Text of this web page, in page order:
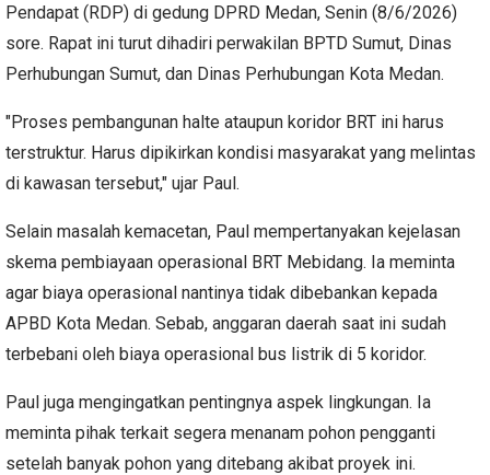
Pendapat (RDP) di gedung DPRD Medan, Senin (8/6/2026)
sore. Rapat ini turut dihadiri perwakilan BPTD Sumut, Dinas
Perhubungan Sumut, dan Dinas Perhubungan Kota Medan.
"Proses pembangunan halte ataupun koridor BRT ini harus
terstruktur. Harus dipikirkan kondisi masyarakat yang melintas
di kawasan tersebut," ujar Paul.
Selain masalah kemacetan, Paul mempertanyakan kejelasan
skema pembiayaan operasional BRT Mebidang. Ia meminta
agar biaya operasional nantinya tidak dibebankan kepada
APBD Kota Medan. Sebab, anggaran daerah saat ini sudah
terbebani oleh biaya operasional bus listrik di 5 koridor.
Paul juga mengingatkan pentingnya aspek lingkungan. Ia
meminta pihak terkait segera menanam pohon pengganti
setelah banyak pohon yang ditebang akibat proyek ini.